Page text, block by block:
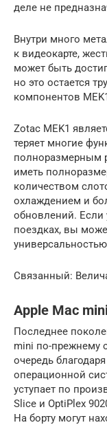
деле не
Внутри много
к видеокарте,
может быть
но это остается
компонентов
Zotac MEK1
теряет многие
полноразмерным
иметь
количеством
охлаждением и
обновлений. Если
поездках, вы
Связанный:
Apple Mac
Последнее
mini по-прежнему
очередь
операционной
уступает по
Slice и OptiPlex
На борту могут